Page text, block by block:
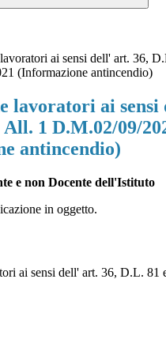
ai sensi dell' art. 36,
(Informazione antincendio)
lavoratori ai
All. 1 D.M.02/09/
antincendio)
e non Docente dell'Istituto
in oggetto.
ai sensi dell' art. 36, D.L. 81